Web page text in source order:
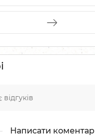
Написати коментар